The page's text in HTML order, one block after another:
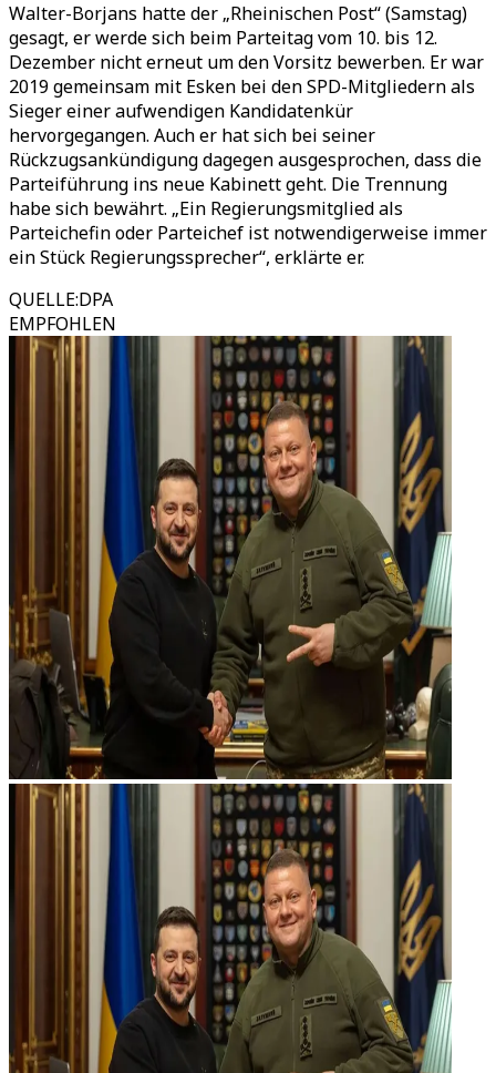
Walter-Borjans hatte der „Rheinischen Post“ (Samstag)
gesagt, er werde sich beim Parteitag vom 10. bis 12.
Dezember nicht erneut um den Vorsitz bewerben. Er war
2019 gemeinsam mit Esken bei den SPD-Mitgliedern als
Sieger einer aufwendigen Kandidatenkür
hervorgegangen. Auch er hat sich bei seiner
Rückzugsankündigung dagegen ausgesprochen, dass die
Parteiführung ins neue Kabinett geht. Die Trennung
habe sich bewährt. „Ein Regierungsmitglied als
Parteichefin oder Parteichef ist notwendigerweise immer
ein Stück Regierungssprecher“, erklärte er.
QUELLE:DPA
EMPFOHLEN